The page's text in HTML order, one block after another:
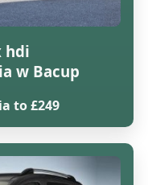
hdi
w Bacup
to £249